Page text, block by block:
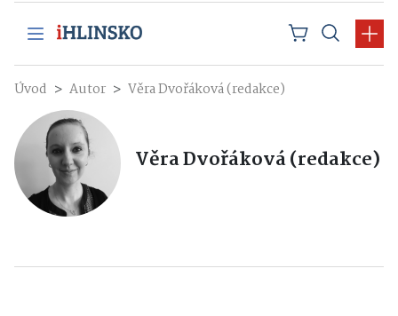
Úvod Autor Věra Dvořáková (redakce)
Věra Dvořáková (redakce)